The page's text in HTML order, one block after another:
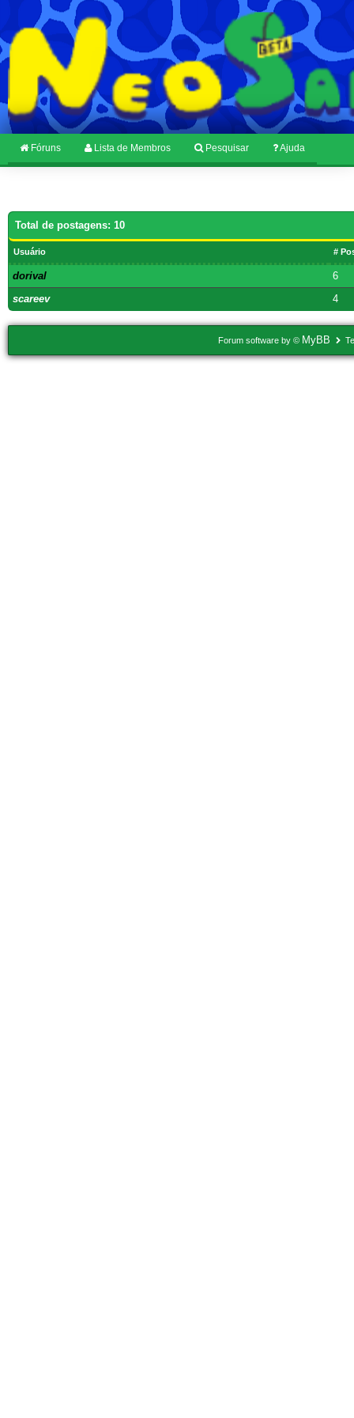
Fóruns Lista de Membros Pesquisar Ajuda
Total de postagens: 10
Usuário #
dorival
6
scareev
4
Forum software by © MyBB